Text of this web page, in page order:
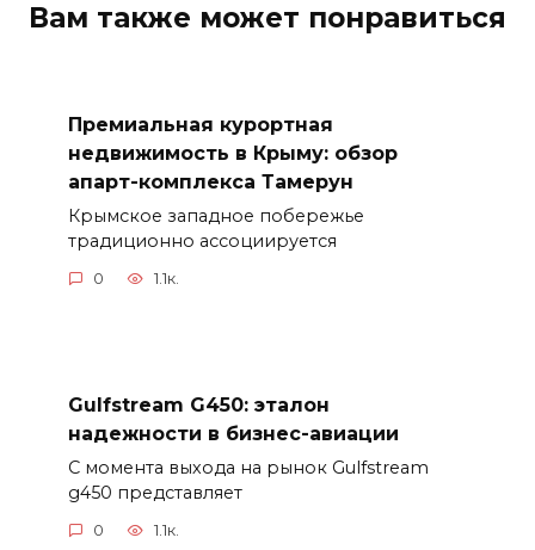
Вам также может понравиться
Премиальная курортная
недвижимость в Крыму: обзор
апарт-комплекса Тамерун
Крымское западное побережье
традиционно ассоциируется
0 1.1к.
Gulfstream G450: эталон
надежности в бизнес-авиации
С момента выхода на рынок Gulfstream
g450 представляет
0 1.1к.